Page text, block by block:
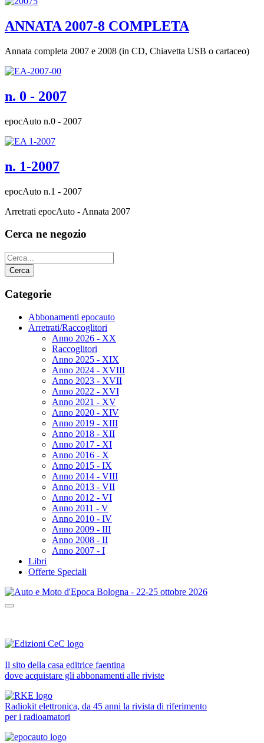
ANNATA 2007-8 COMPLETA
Annata completa 2007 e 2008 (in CD, Chiavetta USB o cartaceo)
n. 0 - 2007
epocAuto n.0 - 2007
n. 1-2007
epocAuto n.1 - 2007
Arretrati epocAuto - Annata 2007
Cerca ne negozio
Categorie
Abbonamenti epocauto
Arretrati/Raccoglitori
Anno 2026 - XX
Raccoglitori
Anno 2025 - XIX
Anno 2024 - XVIII
Anno 2023 - XVII
Anno 2022 - XVI
Anno 2021 - XV
Anno 2020 - XIV
Anno 2019 - XIII
Anno 2018 - XII
Anno 2017 - XI
Anno 2016 - X
Anno 2015 - IX
Anno 2014 - VIII
Anno 2013 - VII
Anno 2012 - VI
Anno 2011 - V
Anno 2010 - IV
Anno 2009 - III
Anno 2008 - II
Anno 2007 - I
Libri
Offerte Speciali
Il sito della casa editrice faentina
dove acquistare gli abbonamenti alle riviste
Radiokit elettronica, da 45 anni la rivista di riferimento
per i radioamatori